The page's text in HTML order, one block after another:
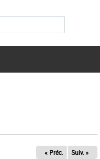
« Préc. Suiv. »